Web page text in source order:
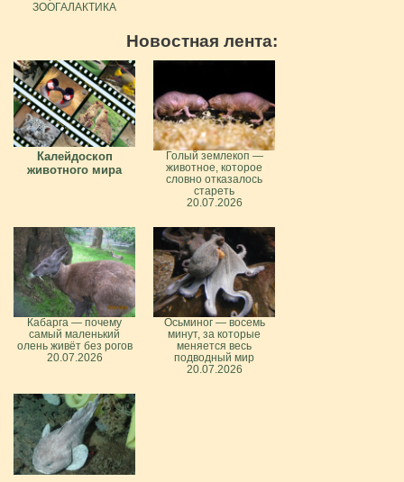
ЗООГАЛАКТИКА
Новостная лента:
Калейдоскоп
животного мира
Голый землекоп —
животное, которое
словно отказалось
стареть
20.07.2026
Кабарга — почему
самый маленький
олень живёт без рогов
20.07.2026
Осьминог — восемь
минут, за которые
меняется весь
подводный мир
20.07.2026